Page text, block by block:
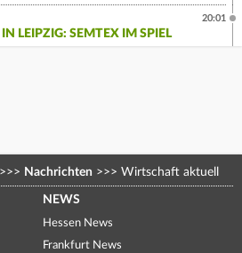
LEIPZIG: SEMTEX IM SPIEL
20:01
>>> Nachrichten >>> Wirtschaft aktuell
NEWS
Hessen News
Frankfurt News